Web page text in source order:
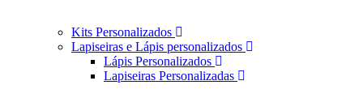
Kits Personalizados
Lapiseiras e Lápis personalizados
Lápis Personalizados
Lapiseiras Personalizadas